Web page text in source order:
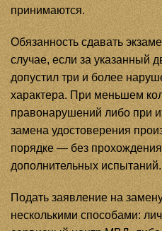
принимаются.
Обязанность сдавать
случае, если за указанный
допустил три и более
характера. При меньшем
правонарушений либо при
замена удостоверения
порядке — без
дополнительных испытаний.
Подать заявление на
несколькими способами: